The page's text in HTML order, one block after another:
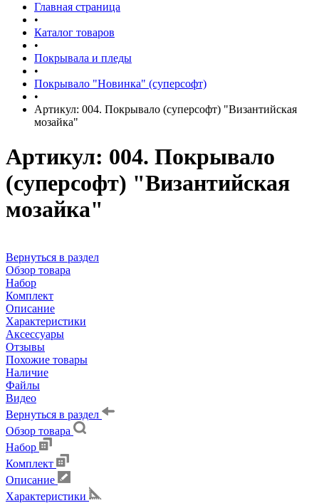
Главная страница
•
Каталог товаров
•
Покрывала и пледы
•
Покрывало "Новинка" (суперсофт)
•
Артикул: 004. Покрывало (суперсофт) "Византийская
мозайка"
Артикул: 004. Покрывало
(суперсофт) "Византийская
мозайка"
Вернуться в раздел
Обзор товара
Набор
Комплект
Описание
Характеристики
Аксессуары
Отзывы
Похожие товары
Наличие
Файлы
Видео
Вернуться в раздел
Обзор товара
Набор
Комплект
Описание
Характеристики